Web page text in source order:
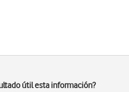
útil esta información?